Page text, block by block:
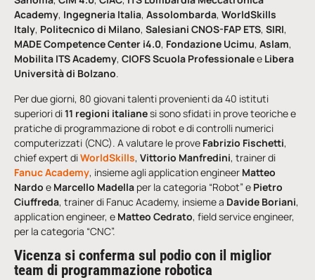
Academy, Ingegneria Italia, Assolombarda, WorldSkills
Italy, Politecnico di Milano, Salesiani CNOS-FAP ETS, SIRI,
MADE Competence Center i4.0, Fondazione Ucimu, Aslam,
Mobilita ITS Academy, CIOFS Scuola Professionalee Libera
Università di Bolzano.
Per due giorni, 80 giovani talenti provenienti da 40 istituti
superiori di11 regioni italianesi sono sfidati in prove teoriche e
pratiche di programmazione di robot e di controlli numerici
computerizzati (CNC). A valutare le prove Fabrizio Fischetti,
chief expert diWorldSkills, Vittorio Manfredini, trainer di
Fanuc Academy, insieme agli application engineer Matteo
Nardo e Marcello Madella per la categoria “Robot” e Pietro
Ciuffreda, trainer di Fanuc Academy, insieme a Davide Boriani,
application engineer, e Matteo Cedrato, field service engineer,
per la categoria “CNC”.
Vicenza si conferma sul podio con il miglior
team di programmazione robotica